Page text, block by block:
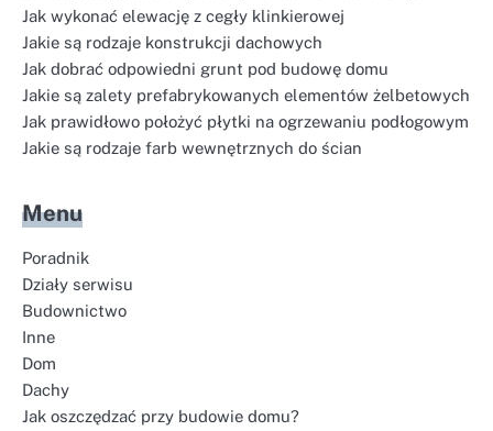
Jak wykonać elewację z cegły klinkierowej
Jakie są rodzaje konstrukcji dachowych
Jak dobrać odpowiedni grunt pod budowę domu
Jakie są zalety prefabrykowanych elementów żelbetowych
Jak prawidłowo położyć płytki na ogrzewaniu podłogowym
Jakie są rodzaje farb wewnętrznych do ścian
Menu
Poradnik
Działy serwisu
Budownictwo
Inne
Dom
Dachy
Jak oszczędzać przy budowie domu?